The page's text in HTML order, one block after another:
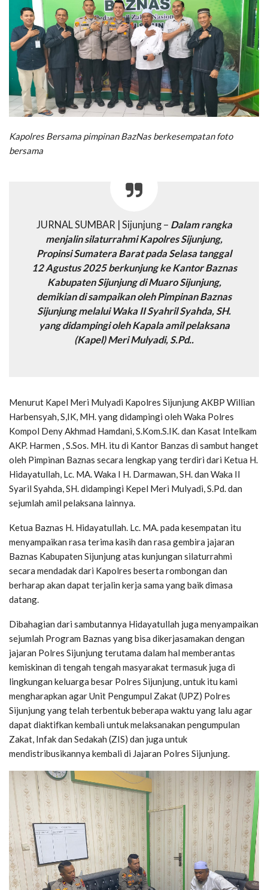
Kapolres Bersama pimpinan BazNas berkesempatan foto
bersama
JURNAL SUMBAR | Sijunjung – Dalam rangka
menjalin silaturrahmi Kapolres Sijunjung,
Propinsi Sumatera Barat pada Selasa tanggal
12 Agustus 2025 berkunjung ke Kantor Baznas
Kabupaten Sijunjung di Muaro Sijunjung,
demikian di sampaikan oleh Pimpinan Baznas
Sijunjung melalui Waka II Syahril Syahda, SH.
yang didampingi oleh Kapala amil pelaksana
(Kapel) Meri Mulyadi, S.Pd..
Menurut Kapel Meri Mulyadi Kapolres Sijunjung AKBP Willian
Harbensyah, S,IK, MH. yang didampingi oleh Waka Polres
Kompol Deny Akhmad Hamdani, S.Kom.S.IK. dan Kasat Intelkam
AKP. Harmen , S.Sos. MH. itu di Kantor Banzas di sambut hanget
oleh Pimpinan Baznas secara lengkap yang terdiri dari Ketua H.
Hidayatullah, Lc. MA. Waka I H. Darmawan, SH. dan Waka II
Syaril Syahda, SH. didampingi Kepel Meri Mulyadi, S.Pd. dan
sejumlah amil pelaksana lainnya.
Ketua Baznas H. Hidayatullah. Lc. MA. pada kesempatan itu
menyampaikan rasa terima kasih dan rasa gembira jajaran
Baznas Kabupaten Sijunjung atas kunjungan silaturrahmi
secara mendadak dari Kapolres beserta rombongan dan
berharap akan dapat terjalin kerja sama yang baik dimasa
datang.
Dibahagian dari sambutannya Hidayatullah juga menyampaikan
sejumlah Program Baznas yang bisa dikerjasamakan dengan
jajaran Polres Sijunjung terutama dalam hal memberantas
kemiskinan di tengah tengah masyarakat termasuk juga di
lingkungan keluarga besar Polres Sijunjung, untuk itu kami
mengharapkan agar Unit Pengumpul Zakat (UPZ) Polres
Sijunjung yang telah terbentuk beberapa waktu yang lalu agar
dapat diaktifkan kembali untuk melaksanakan pengumpulan
Zakat, Infak dan Sedakah (ZIS) dan juga untuk
mendistribusikannya kembali di Jajaran Polres Sijunjung.